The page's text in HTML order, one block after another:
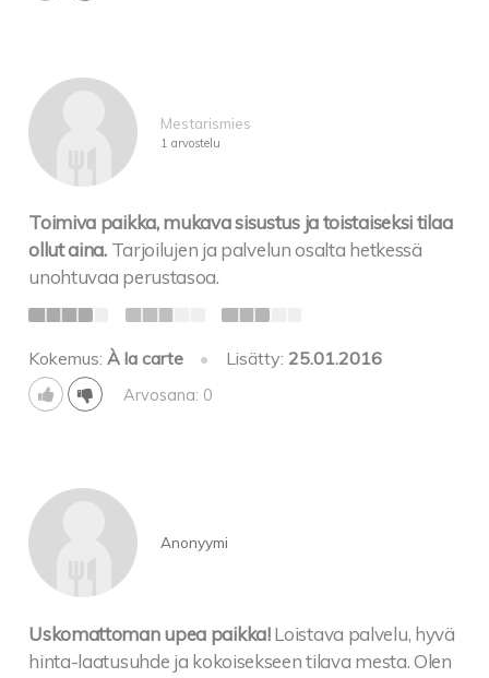
Mestarismies
1 arvostelu
Toimiva paikka, mukava sisustus ja toistaiseksi tilaa
ollut aina. Tarjoilujen ja palvelun osalta hetkessä
unohtuvaa perustasoa.
Kokemus:À la carte • Lisätty: 25.01.2016
Arvosana: 0
Anonyymi
Uskomattoman upea paikka! Loistava palvelu, hyvä
hinta-laatusuhde ja kokoisekseen tilava mesta. Olen